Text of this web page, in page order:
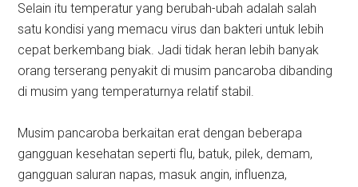
Selain itu temperatur yang berubah-ubah adalah salah
satu kondisi yang memacu virus dan bakteri untuk lebih
cepat berkembang biak. Jadi tidak heran lebih banyak
orang terserang penyakit di musim pancaroba dibanding
di musim yang temperaturnya relatif stabil.
Musim pancaroba berkaitan erat dengan beberapa
gangguan kesehatan seperti flu, batuk, pilek, demam,
gangguan saluran napas, masuk angin, influenza,